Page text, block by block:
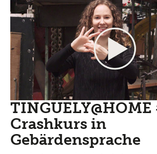
Crashkurs in
Gebärdensprache